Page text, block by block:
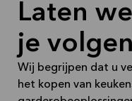
recent verbouwde
(Spaarneweg 55 -
Indien u nog vragen
Laten
je
Wij begrijpen dat u
het kopen van